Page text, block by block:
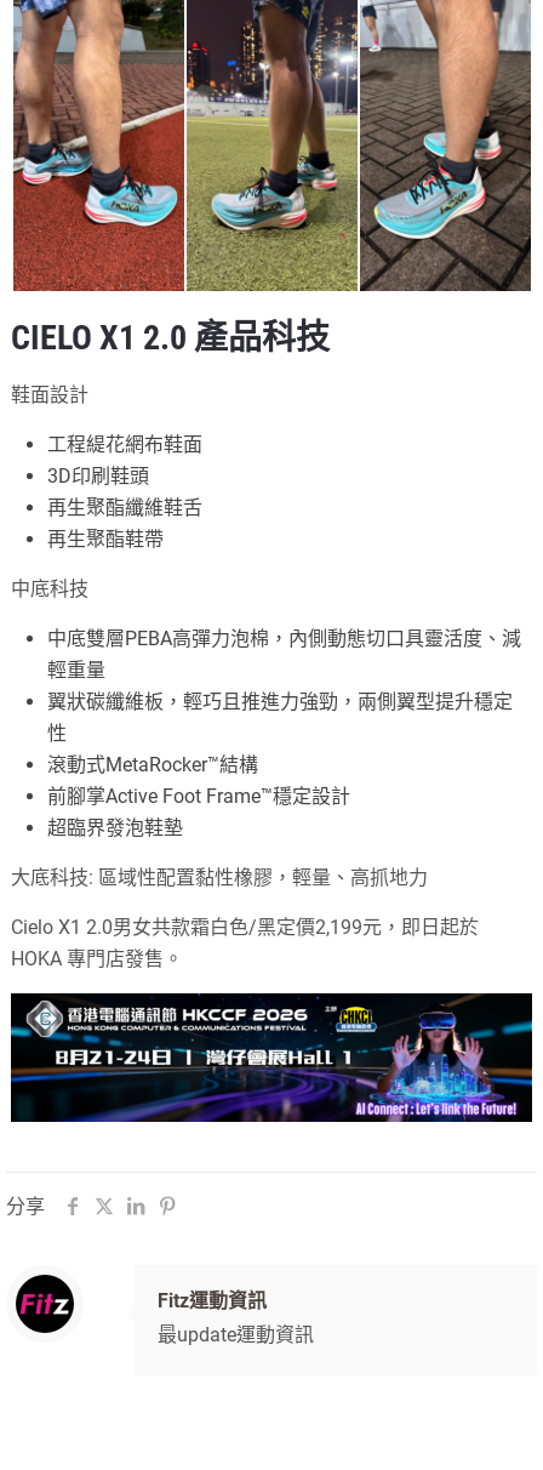
CIELO X1 2.0 產品科技
鞋面設計
工程緹花網布鞋面
3D印刷鞋頭
再生聚酯纖維鞋舌
再生聚酯鞋帶
中底科技
中底雙層PEBA高彈力泡棉，內側動態切口具靈活度、減
輕重量
翼狀碳纖維板，輕巧且推進力強勁，兩側翼型提升穩定
性
滾動式MetaRocker™結構
前腳掌Active Foot Frame™穩定設計
超臨界發泡鞋墊
大底科技: 區域性配置黏性橡膠，輕量、高抓地力
Cielo X1 2.0男女共款霜白色/黑定價2,199元，即日起於
HOKA 專門店發售。
分享
Fitz運動資訊
最update運動資訊